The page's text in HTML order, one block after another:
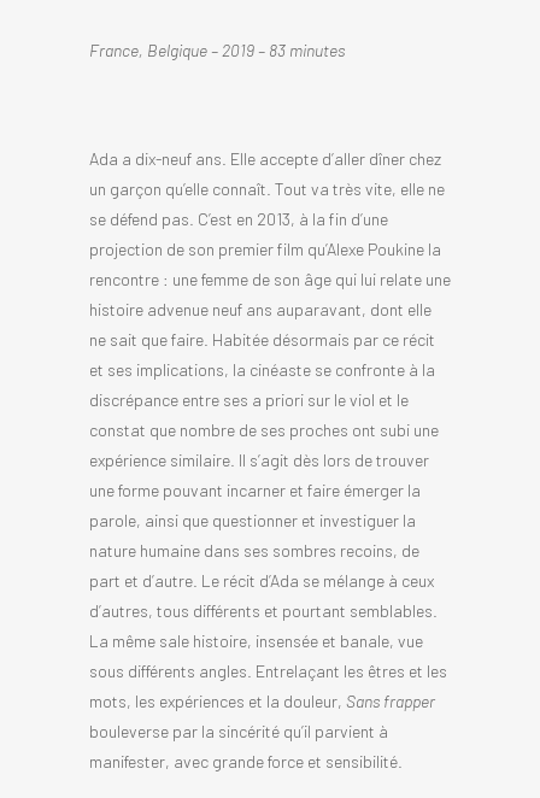
France, Belgique – 2019 – 83 minutes
Ada a dix-neuf ans. Elle accepte d’aller dîner chez
un garçon qu’elle connaît. Tout va très vite, elle ne
se défend pas. C’est en 2013, à la fin d’une
projection de son premier film qu’Alexe Poukine la
rencontre : une femme de son âge qui lui relate une
histoire advenue neuf ans auparavant, dont elle
ne sait que faire. Habitée désormais par ce récit
et ses implications, la cinéaste se confronte à la
discrépance entre ses a priori sur le viol et le
constat que nombre de ses proches ont subi une
expérience similaire. Il s’agit dès lors de trouver
une forme pouvant incarner et faire émerger la
parole, ainsi que questionner et investiguer la
nature humaine dans ses sombres recoins, de
part et d’autre. Le récit d’Ada se mélange à ceux
d’autres, tous différents et pourtant semblables.
La même sale histoire, insensée et banale, vue
sous différents angles. Entrelaçant les êtres et les
mots, les expériences et la douleur, Sans frapper
bouleverse par la sincérité qu’il parvient à
manifester, avec grande force et sensibilité.